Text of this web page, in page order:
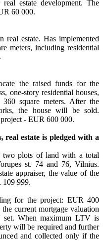
estate development. The
60 000.
real estate. Has implemented
meters, including residential
the raised funds for the
one-story residential houses,
square meters. After the
the house will be sold.
- EUR 600 000.
real estate is pledged with a
two plots of land with a total
st. 74 and 76, Vilnius.
appraiser, the value of the
109 999.
for the project: EUR 400
current mortgage valuation
When maximum LTV is
will be required and further
and collected only if the